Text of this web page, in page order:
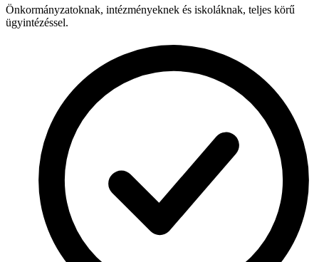
Önkormányzatoknak, intézményeknek és iskoláknak, teljes körű
ügyintézéssel.